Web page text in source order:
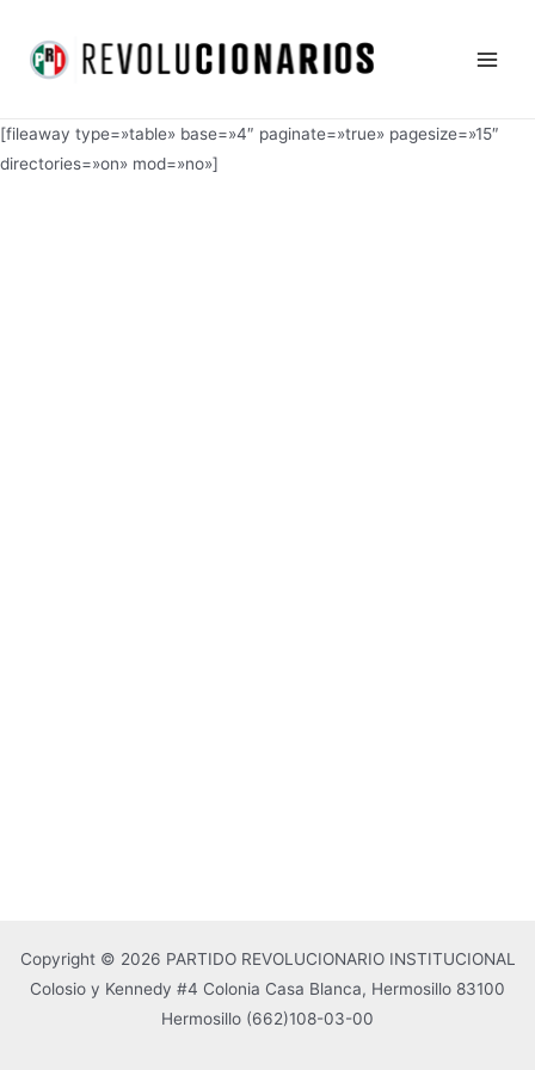
contenido
[fileaway type=»table» base=»4″ paginate=»true» pagesize=»15″
directories=»on» mod=»no»]
Copyright © 2026 PARTIDO REVOLUCIONARIO INSTITUCIONAL
Colosio y Kennedy #4 Colonia Casa Blanca, Hermosillo 83100
Hermosillo (662)108-03-00